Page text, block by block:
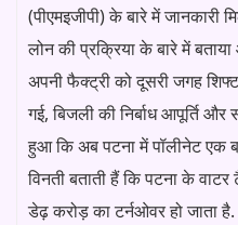
(पीएमइजीपी) के बारे में जानकारी
लोन की प्रक्रिया के बारे में
अपनी फैक्ट्री को दूसरी जगह
गई, बिजली की निर्बाध आपूर्ति
हुआ कि अब पटना में पॉलीनेट एक
विनती बताती हैं कि पटना के
डेढ़ करोड़ का टर्नओवर हो जाता